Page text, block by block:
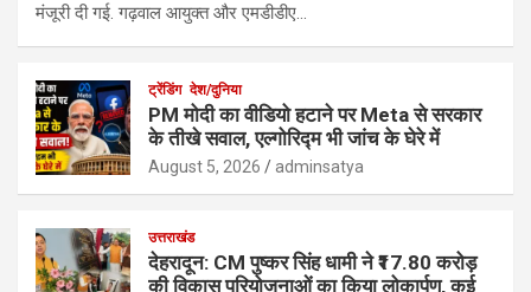
मंजूरी दी गई. गढ़वाल आयुक्त और एमडीडीए…
ट्रेंडिंग देश/दुनिया
PM मोदी का वीडियो हटाने पर Meta से सरकार
के तीखे सवाल, एल्गोरिद्म भी जांच के घेरे में
August 5, 2026 adminsatya
उत्तराखंड
देहरादून: CM पुष्कर सिंह धामी ने ₹17.80 करोड़
की विकास परियोजनाओं का किया लोकार्पण, कई